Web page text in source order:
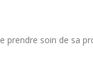
soin de sa